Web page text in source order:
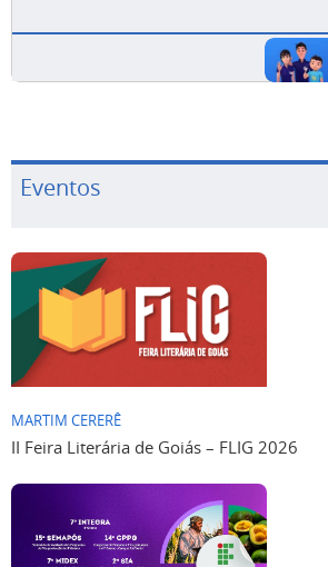
Eventos
MARTIM CERERÊ
II Feira Literária de Goiás – FLIG 2026